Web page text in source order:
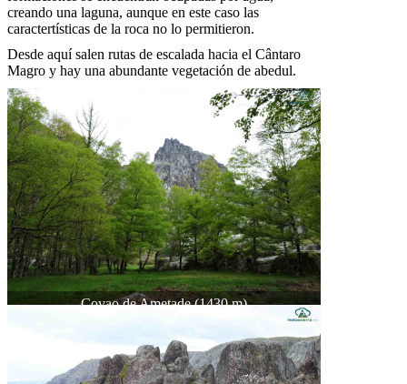
creando una laguna, aunque en este caso las
caractertísticas de la roca no lo permitieron.
Desde aquí salen rutas de escalada hacia el Cântaro
Magro y hay una abundante vegetación de abedul.
Covao de Ametade (1430 m)